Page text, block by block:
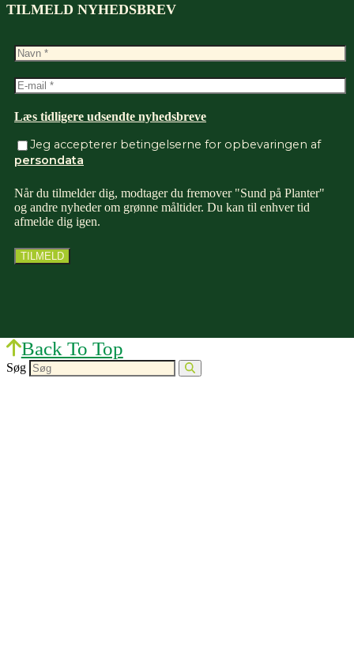
TILMELD NYHEDSBREV
Læs tidligere udsendte nyhedsbreve
Jeg accepterer betingelserne for opbevaringen af
persondata
Når du tilmelder dig, modtager du fremover "Sund på Planter"
og andre nyheder om grønne måltider. Du kan til enhver tid
afmelde dig igen.
Back To Top
Søg